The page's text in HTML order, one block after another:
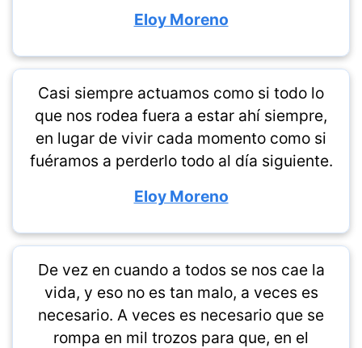
Eloy Moreno
Casi siempre actuamos como si todo lo
que nos rodea fuera a estar ahí siempre,
en lugar de vivir cada momento como si
fuéramos a perderlo todo al día siguiente.
Eloy Moreno
De vez en cuando a todos se nos cae la
vida, y eso no es tan malo, a veces es
necesario. A veces es necesario que se
rompa en mil trozos para que, en el